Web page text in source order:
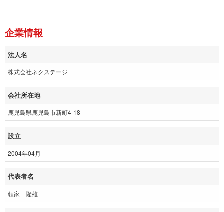
企業情報
法人名
株式会社ネクステージ
会社所在地
鹿児島県鹿児島市新町4-18
設立
2004年04月
代表者名
領家 隆雄